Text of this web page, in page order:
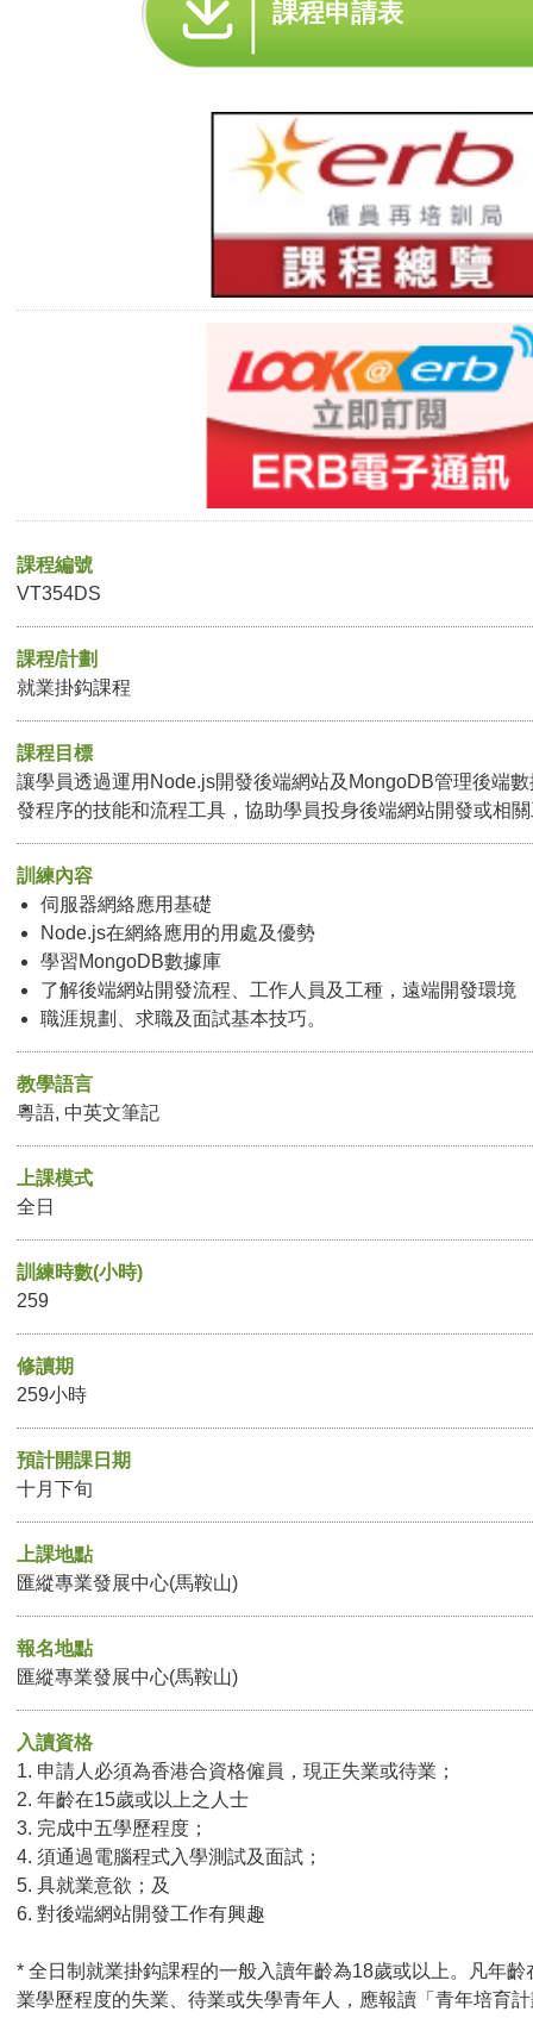
課程申請表
課程編號
VT354DS
課程/計劃
就業掛鈎課程
課程目標
讓學員透過運用Node.js開發後端網站及MongoDB管理後端
發程序的技能和流程工具，協助學員投身後端網站開發或相
訓練內容
伺服器網絡應用基礎
Node.js在網絡應用的用處及優勢
學習MongoDB數據庫
了解後端網站開發流程、工作人員及工種，遠端開發環境
職涯規劃、求職及面試基本技巧。
教學語言
粵語, 中英文筆記
上課模式
全日
訓練時數(小時)
259
修讀期
259小時
預計開課日期
十月下旬
上課地點
匯縱專業發展中心(馬鞍山)
報名地點
匯縱專業發展中心(馬鞍山)
入讀資格
1. 申請人必須為香港合資格僱員，現正失業或待業；
2. 年齡在15歲或以上之人士
3. 完成中五學歷程度；
4. 須通過電腦程式入學測試及面試；
5. 具就業意欲；及
6. 對後端網站開發工作有興趣
* 全日制就業掛鈎課程的一般入讀年齡為18歲或以上。凡年
業學歷程度的失業、待業或失學青年人，應報讀「青年培育